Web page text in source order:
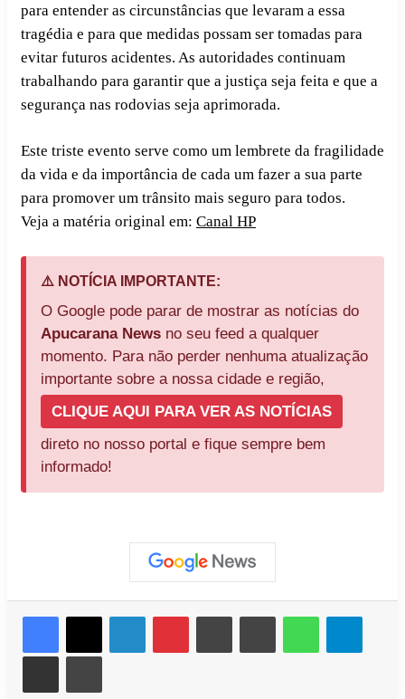
para entender as circunstâncias que levaram a essa
tragédia e para que medidas possam ser tomadas para
evitar futuros acidentes. As autoridades continuam
trabalhando para garantir que a justiça seja feita e que a
segurança nas rodovias seja aprimorada.
Este triste evento serve como um lembrete da fragilidade
da vida e da importância de cada um fazer a sua parte
para promover um trânsito mais seguro para todos.
Veja a matéria original em: Canal HP
⚠️ NOTÍCIA IMPORTANTE:
O Google pode parar de mostrar as notícias do
Apucarana News no seu feed a qualquer
momento. Para não perder nenhuma atualização
importante sobre a nossa cidade e região,
CLIQUE AQUI PARA VER AS NOTÍCIAS
direto no nosso portal e fique sempre bem
informado!
Facebook
X LinkedinPinterestMessengerMessengerWhatsApp
Compartilhar via e-mail Imprimir